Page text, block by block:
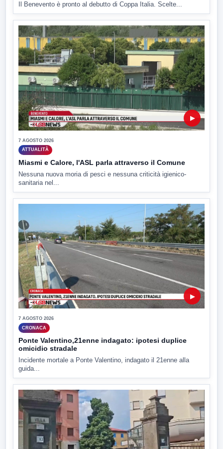
Il Benevento è pronto al debutto di Coppa Italia. Scelte...
▶
7 AGOSTO 2026
ATTUALITÀ
Miasmi e Calore, l'ASL parla attraverso il Comune
Nessuna nuova moria di pesci e nessuna criticità igienico-
sanitaria nel...
▶
7 AGOSTO 2026
CRONACA
Ponte Valentino,21enne indagato: ipotesi duplice
omicidio stradale
Incidente mortale a Ponte Valentino, indagato il 21enne alla
guida...